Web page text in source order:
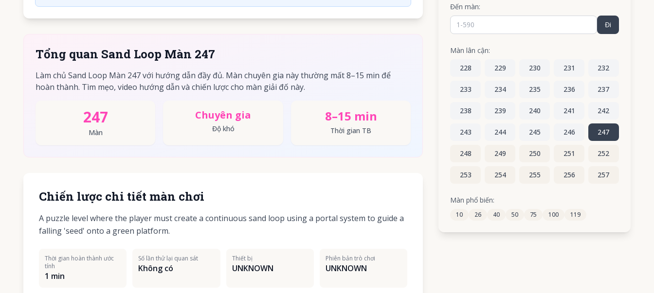
Tổng quan Sand Loop Màn 247
Làm chủ Sand Loop Màn 247 với hướng dẫn đầy đủ. Màn chuyên gia này thường mất 8–15 min để
hoàn thành. Tìm mẹo, video hướng dẫn và chiến lược cho màn giải đố này.
247
Màn
Chuyên gia
Độ khó
8–15 min
Thời gian TB
Chiến lược chi tiết màn chơi
A puzzle level where the player must create a continuous sand loop using a portal system to guide a
falling 'seed' onto a green platform.
Thời gian hoàn thành ước
tính
1 min
Số lần thử lại quan sát
Không có
Thiết bị
UNKNOWN
Phiên bản trò chơi
UNKNOWN
Đến màn:
Đi
Màn lân cận:
228
229 230 231 232
233 234 235 236 237
238 239 240 241 242
243 244 245 246 247
248 249 250 251 252
253 254 255 256 257
258
263 264 265 266
Màn phổ biến:
10 26 40 50 75 100 119